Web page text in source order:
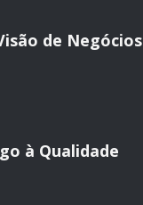
de
à Qualidade